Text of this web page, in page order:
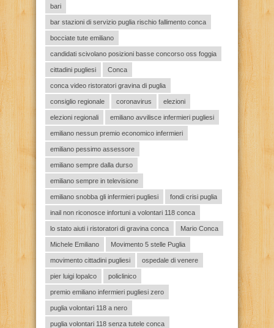
bari
bar stazioni di servizio puglia rischio fallimento conca
bocciate tute emiliano
candidati scivolano posizioni basse concorso oss foggia
cittadini pugliesi Conca
conca video ristoratori gravina di puglia
consiglio regionale coronavirus elezioni
elezioni regionali emiliano avvilisce infermieri pugliesi
emiliano nessun premio economico infermieri
emiliano pessimo assessore
emiliano sempre dalla durso
emiliano sempre in televisione
emiliano snobba gli infermieri pugliesi fondi crisi puglia
inail non riconosce infortuni a volontari 118 conca
lo stato aiuti i ristoratori di gravina conca Mario Conca
Michele Emiliano Movimento 5 stelle Puglia
movimento cittadini pugliesi ospedale di venere
pier luigi lopalco policlinico
premio emiliano infermieri pugliesi zero
puglia volontari 118 a nero
puglia volontari 118 senza tutele conca